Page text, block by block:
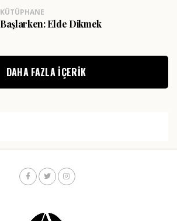
KÜTÜPHANE
Başlarken: Elde Dikmek
DAHA FAZLA IÇERIK